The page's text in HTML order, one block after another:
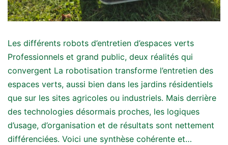
Les différents robots d’entretien d’espaces verts
Professionnels et grand public, deux réalités qui
convergent La robotisation transforme l’entretien des
espaces verts, aussi bien dans les jardins résidentiels
que sur les sites agricoles ou industriels. Mais derrière
des technologies désormais proches, les logiques
d’usage, d’organisation et de résultats sont nettement
différenciées. Voici une synthèse cohérente et…